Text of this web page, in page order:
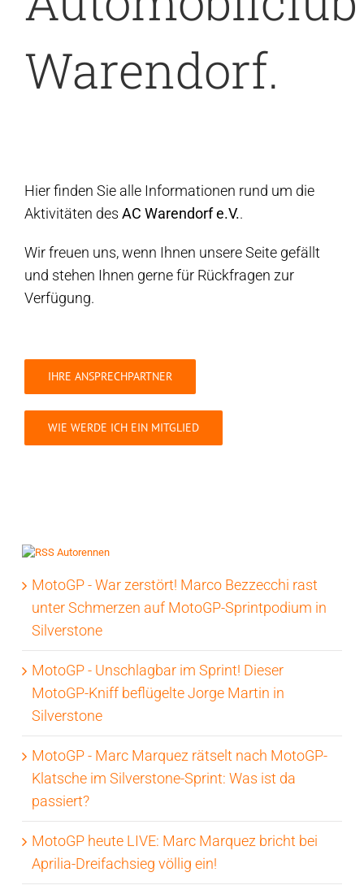
Warendorf.
Hier finden Sie alle Informationen rund um die
Aktivitäten des AC Warendorf e.V..
Wir freuen uns, wenn Ihnen unsere Seite gefällt
und stehen Ihnen gerne für Rückfragen zur
Verfügung.
IHRE ANSPRECHPARTNER
WIE WERDE ICH EIN MITGLIED
Autorennen
MotoGP - War zerstört! Marco Bezzecchi rast
unter Schmerzen auf MotoGP-Sprintpodium in
Silverstone
MotoGP - Unschlagbar im Sprint! Dieser
MotoGP-Kniff beflügelte Jorge Martin in
Silverstone
MotoGP - Marc Marquez rätselt nach MotoGP-
Klatsche im Silverstone-Sprint: Was ist da
passiert?
MotoGP heute LIVE: Marc Marquez bricht bei
Aprilia-Dreifachsieg völlig ein!